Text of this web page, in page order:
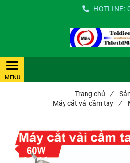
HOTLINE:
Trang chủ /
Máy cắt vải cầm tay
/